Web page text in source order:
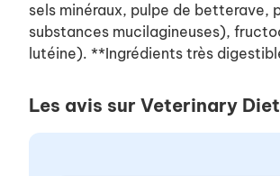
sels minéraux, pulpe de betterave,
substances mucilagineuses),
lutéine). **Ingrédients très
Les avis sur Veterinary